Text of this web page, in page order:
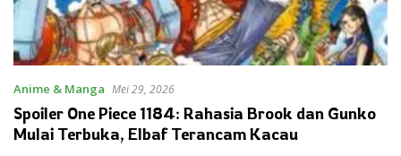
Anime & Manga Mei 29, 2026
Spoiler One Piece 1184: Rahasia Brook dan Gunko
Mulai Terbuka, Elbaf Terancam Kacau